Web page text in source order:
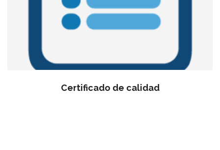
Certificado de calidad